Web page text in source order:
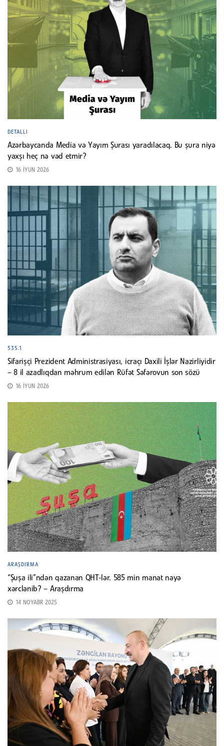
DETALLI
Azərbaycanda Media və Yayım Şurası yaradılacaq. Bu şura niyə
yaxşı heç nə vəd etmir?
16 İYUN 2026
535.1
Sifarişçi Prezident Administrasiyası, icraçı Daxili İşlər Nazirliyidir
– 8 il azadlıqdan məhrum edilən Rüfət Səfərovun son sözü
16 İYUN 2026
ARAŞDIRMA
“Şuşa ili”ndən qazanan QHT-lər. 585 min manat nəyə
xərclənib? – Araşdırma
14 NOYABR 2025